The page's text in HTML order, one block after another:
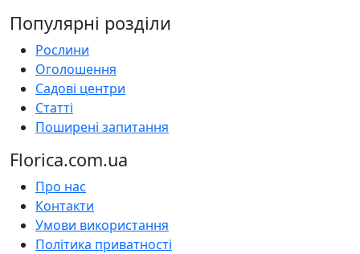
Популярні розділи
Рослини
Оголошення
Садові центри
Статті
Поширені запитання
Florica.com.ua
Про нас
Контакти
Умови використання
Політика приватності